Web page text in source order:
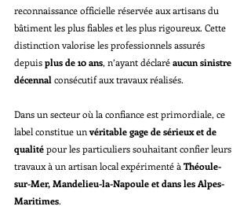
reconnaissance officielle réservée aux artisans du
bâtiment les plus fiables et les plus rigoureux. Cette
distinction valorise les professionnels assurés
depuis plus de 10 ans, n’ayant déclaré aucun sinistre
décennal consécutif aux travaux réalisés.
Dans un secteur où la confiance est primordiale, ce
label constitue un véritable gage de sérieux et de
qualité pour les particuliers souhaitant confier leurs
travaux à un artisan local expérimenté à Théoule-
sur-Mer, Mandelieu-la-Napoule et dans les Alpes-
Maritimes.